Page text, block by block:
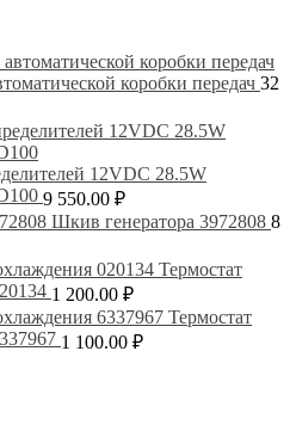
коробки передач 32
12VDC 28.5W
9 550.00 ₽
Шкив генератора 3972808 8
Термостат
1 200.00 ₽
Термостат
1 100.00 ₽